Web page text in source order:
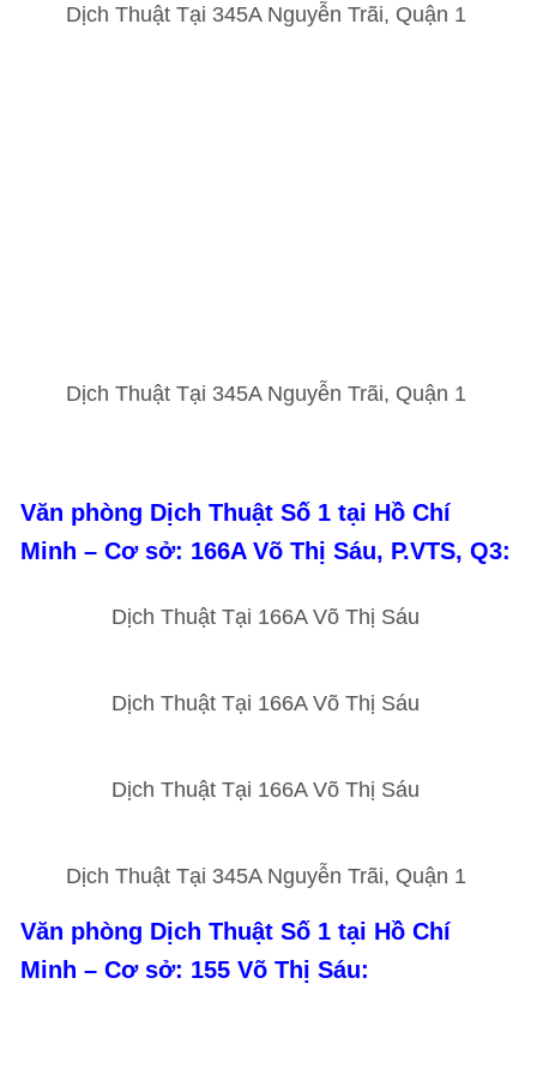
Dịch Thuật Tại 345A Nguyễn Trãi, Quận 1
Dịch Thuật Tại 345A Nguyễn Trãi, Quận 1
Văn phòng Dịch Thuật Số 1 tại Hồ Chí
Minh – Cơ sở: 166A Võ Thị Sáu, P.VTS, Q3:
Dịch Thuật Tại 166A Võ Thị Sáu
Dịch Thuật Tại 166A Võ Thị Sáu
Dịch Thuật Tại 166A Võ Thị Sáu
Dịch Thuật Tại 345A Nguyễn Trãi, Quận 1
Văn phòng Dịch Thuật Số 1 tại Hồ Chí
Minh – Cơ sở: 155 Võ Thị Sáu: